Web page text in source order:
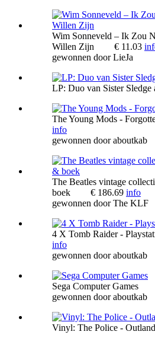
Wim Sonneveld – Ik Zou
Willen Zijn
€ 11.03
gewonnen doorLieJa
LP: Duo van Sister Sledge
The Young Mods -
info
gewonnen dooraboutkab
The Beatles vintage
boek
€ 186.69 info
gewonnen doorThe KLF
4 X Tomb Raider -
info
gewonnen dooraboutkab
Sega Computer Games
gewonnen dooraboutkab
Vinyl: The Police -